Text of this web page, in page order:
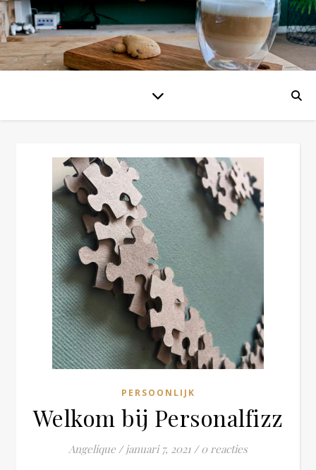
PERSOONLIJK
Welkom bij Personalfizz
Angelique / januari 7, 2021 / 0 reacties